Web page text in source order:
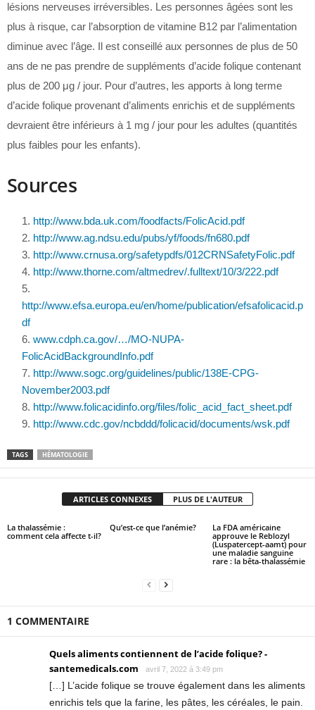
lésions nerveuses irréversibles. Les personnes âgées sont les
plus à risque, car l’absorption de vitamine B12 par l’alimentation
diminue avec l’âge. Il est conseillé aux personnes de plus de 50
ans de ne pas prendre de suppléments d’acide folique contenant
plus de 200 μg / jour. Pour d’autres, les apports à long terme
d’acide folique provenant d’aliments enrichis et de suppléments
devraient être inférieurs à 1 mg / jour pour les adultes (quantités
plus faibles pour les enfants).
Sources
http://www.bda.uk.com/foodfacts/FolicAcid.pdf
http://www.ag.ndsu.edu/pubs/yf/foods/fn680.pdf
http://www.crnusa.org/safetypdfs/012CRNSafetyFolic.pdf
http://www.thorne.com/altmedrev/.fulltext/10/3/222.pdf
http://www.efsa.europa.eu/en/home/publication/efsafolicacid.p
df
www.cdph.ca.gov/…/MO-NUPA-
FolicAcidBackgroundInfo.pdf
http://www.sogc.org/guidelines/public/138E-CPG-
November2003.pdf
http://www.folicacidinfo.org/files/folic_acid_fact_sheet.pdf
http://www.cdc.gov/ncbddd/folicacid/documents/wsk.pdf
TAGS HÉMATOLOGIE
ARTICLES CONNEXES PLUS DE L'AUTEUR
La thalassémie :
comment cela affecte t-il?
Qu’est-ce que l’anémie?
La FDA américaine
approuve le Reblozyl
(Luspatercept-aamt) pour
une maladie sanguine
rare : la bêta-thalassémie
1 COMMENTAIRE
Quels aliments contiennent de l’acide folique? -
santemedicals.com
avril 7, 2022 à 3:49 pm
[…] L’acide folique se trouve également dans les aliments
enrichis tels que la farine, les pâtes, les céréales, le pain.